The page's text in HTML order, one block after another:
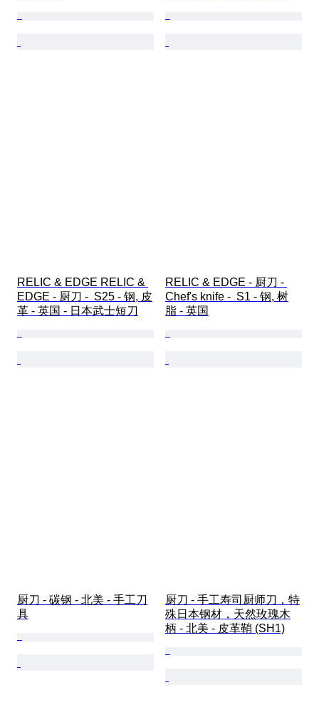
RELIC & EDGE RELIC &
EDGE - 厨刀 -  S25 - 钢, 皮
革 - 英国 - 日本武士短刀
RELIC & EDGE - 厨刀 -
Chef's knife -  S1 - 钢, 树
脂 - 英国
厨刀 - 碳钢 - 北美 - 手工刀
具
厨刀 - 手工寿司厨师刀，特
殊日本钢材，天然玫瑰木
柄 - 北美 - 皮革鞘 (SH1)